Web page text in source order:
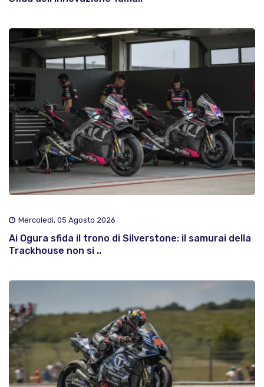
Mercoledì, 05 Agosto 2026
Ai Ogura sfida il trono di Silverstone: il samurai della
Trackhouse non si ..